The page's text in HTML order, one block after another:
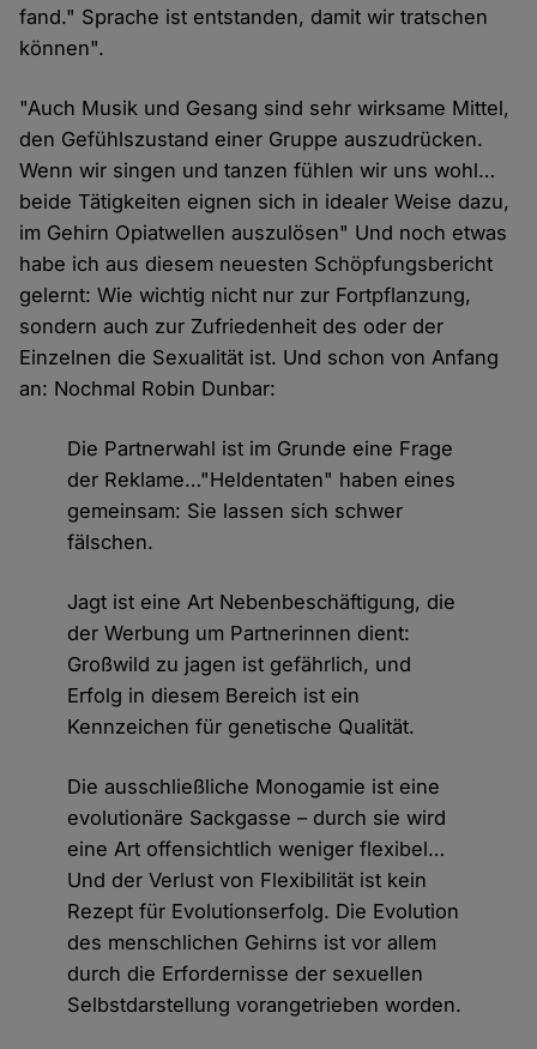
fand." Sprache ist entstanden, damit wir tratschen
können".
"Auch Musik und Gesang sind sehr wirksame Mittel,
den Gefühlszustand einer Gruppe auszudrücken.
Wenn wir singen und tanzen fühlen wir uns wohl…
beide Tätigkeiten eignen sich in idealer Weise dazu,
im Gehirn Opiatwellen auszulösen" Und noch etwas
habe ich aus diesem neuesten Schöpfungsbericht
gelernt: Wie wichtig nicht nur zur Fortpflanzung,
sondern auch zur Zufriedenheit des oder der
Einzelnen die Sexualität ist. Und schon von Anfang
an: Nochmal Robin Dunbar:
Die Partnerwahl ist im Grunde eine Frage
der Reklame…"Heldentaten" haben eines
gemeinsam: Sie lassen sich schwer
fälschen.
Jagt ist eine Art Nebenbeschäftigung, die
der Werbung um Partnerinnen dient:
Großwild zu jagen ist gefährlich, und
Erfolg in diesem Bereich ist ein
Kennzeichen für genetische Qualität.
Die ausschließliche Monogamie ist eine
evolutionäre Sackgasse – durch sie wird
eine Art offensichtlich weniger flexibel…
Und der Verlust von Flexibilität ist kein
Rezept für Evolutionserfolg. Die Evolution
des menschlichen Gehirns ist vor allem
durch die Erfordernisse der sexuellen
Selbstdarstellung vorangetrieben worden.